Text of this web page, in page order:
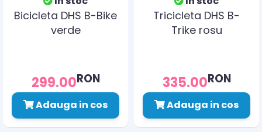
Bicicleta DHS B-Bike
verde
299.00RON
Adauga in cos
Tricicleta DHS B-
Trike rosu
335.00RON
Adauga in cos